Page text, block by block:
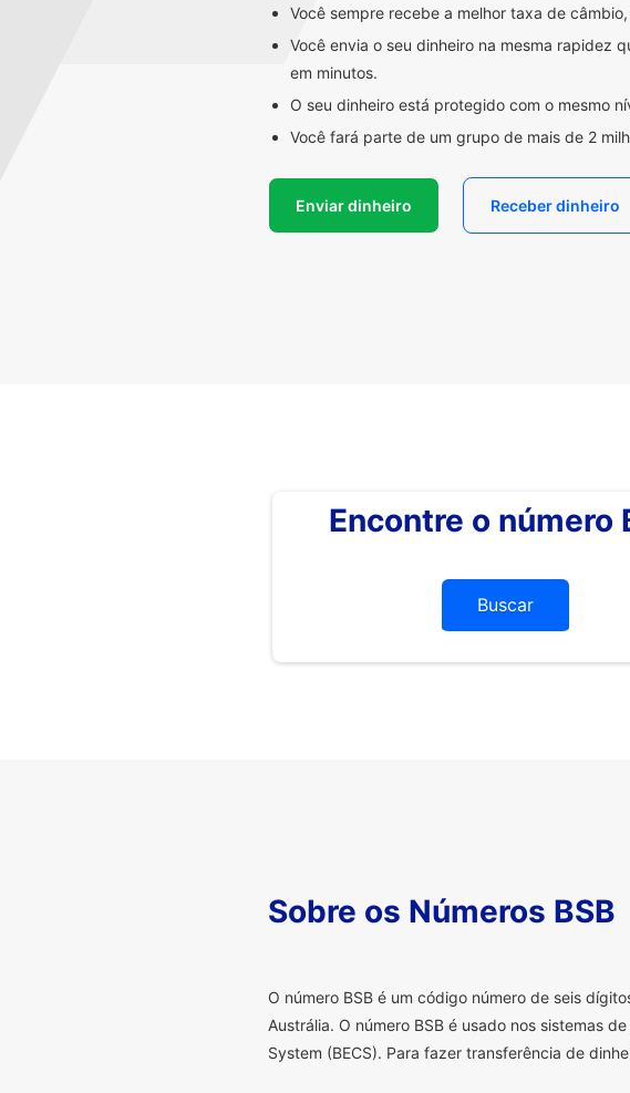
Você sempre recebe a melhor taxa de
Você envia o seu dinheiro na mesma rapidez
em minutos.
O seu dinheiro está protegido com o mesmo
Você fará parte de um grupo de mais de 2
Enviar dinheiro Receber dinheiro
Encontre o número
Buscar
Sobre os Números BSB
O número BSB é um código número de seis
Austrália. O número BSB é usado nos sistemas
System (BECS). Para fazer transferência de